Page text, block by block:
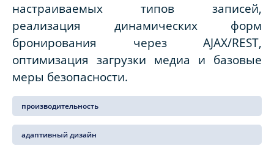
настраиваемых типов записей,
реализация динамических форм
бронирования через AJAX/REST,
оптимизация загрузки медиа и базовые
меры безопасности.
производительность
адаптивный дизайн